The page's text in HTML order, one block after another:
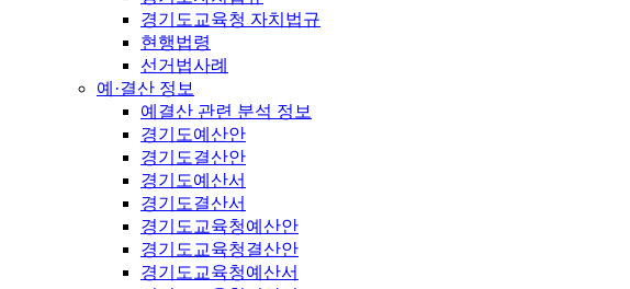
경기도교육청 자치법규
현행법령
선거법사례
예·결산 정보
예결산 관련 분석 정보
경기도예산안
경기도결산안
경기도예산서
경기도결산서
경기도교육청예산안
경기도교육청결산안
경기도교육청예산서